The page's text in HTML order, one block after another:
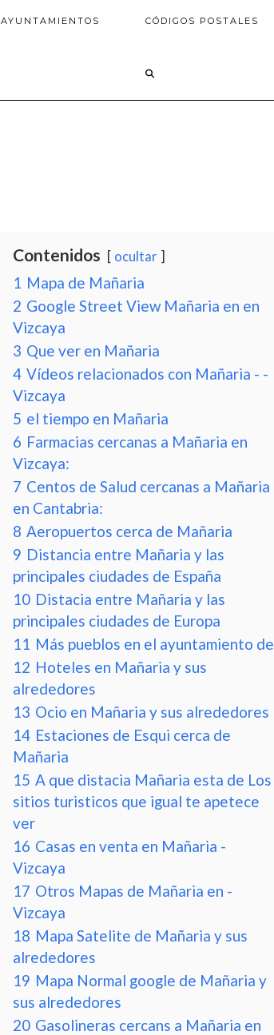
AYUNTAMIENTOS CÓDIGOS POSTALES
Contenidos ocultar
1 Mapa de Mañaria
2 Google Street View Mañaria en en
Vizcaya
3 Que ver en Mañaria
4 Vídeos relacionados con Mañaria - -
Vizcaya
5 el tiempo en Mañaria
6 Farmacias cercanas a Mañaria en
Vizcaya:
7 Centos de Salud cercanas a Mañaria
en Cantabria:
8 Aeropuertos cerca de Mañaria
9 Distancia entre Mañaria y las
principales ciudades de España
10 Distacia entre Mañaria y las
principales ciudades de Europa
11 Más pueblos en el ayuntamiento de
12 Hoteles en Mañaria y sus
alrededores
13 Ocio en Mañaria y sus alrededores
14 Estaciones de Esqui cerca de
Mañaria
15 A que distacia Mañaria esta de Los
sitios turisticos que igual te apetece
ver
16 Casas en venta en Mañaria -
Vizcaya
17 Otros Mapas de Mañaria en -
Vizcaya
18 Mapa Satelite de Mañaria y sus
alrededores
19 Mapa Normal google de Mañaria y
sus alrededores
20 Gasolineras cercans a Mañaria en